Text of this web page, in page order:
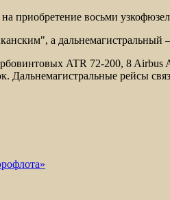
приобретение восьми
а
ATR 72-200, 8
рейсы